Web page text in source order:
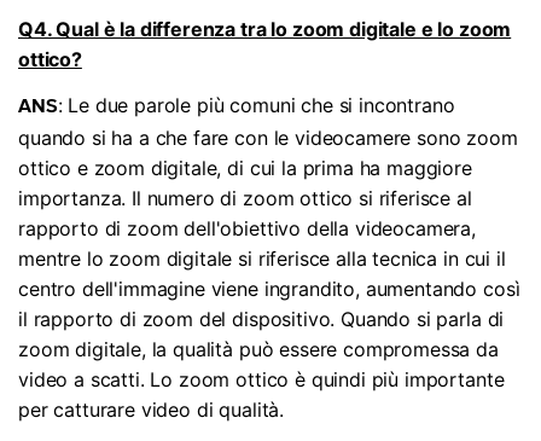
Q4. Qual è la differenza tra lo zoom digitale e lo zoom
ottico?
ANS: Le due parole più comuni che si incontrano
quando si ha a che fare con le videocamere sono zoom
ottico e zoom digitale, di cui la prima ha maggiore
importanza. Il numero di zoom ottico si riferisce al
rapporto di zoom dell'obiettivo della videocamera,
mentre lo zoom digitale si riferisce alla tecnica in cui il
centro dell'immagine viene ingrandito, aumentando così
il rapporto di zoom del dispositivo. Quando si parla di
zoom digitale, la qualità può essere compromessa da
video a scatti. Lo zoom ottico è quindi più importante
per catturare video di qualità.